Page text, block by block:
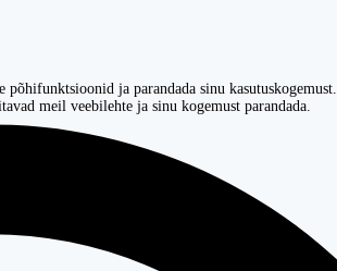
põhifunktsioonid ja parandada sinu kasutuskogemust.
meil veebilehte ja sinu kogemust parandada.